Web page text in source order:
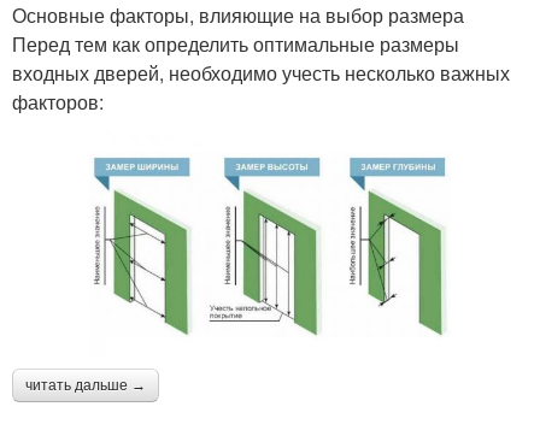
Основные факторы, влияющие на выбор размера
Перед тем как определить оптимальные размеры
входных дверей, необходимо учесть несколько важных
факторов:
читать дальше →